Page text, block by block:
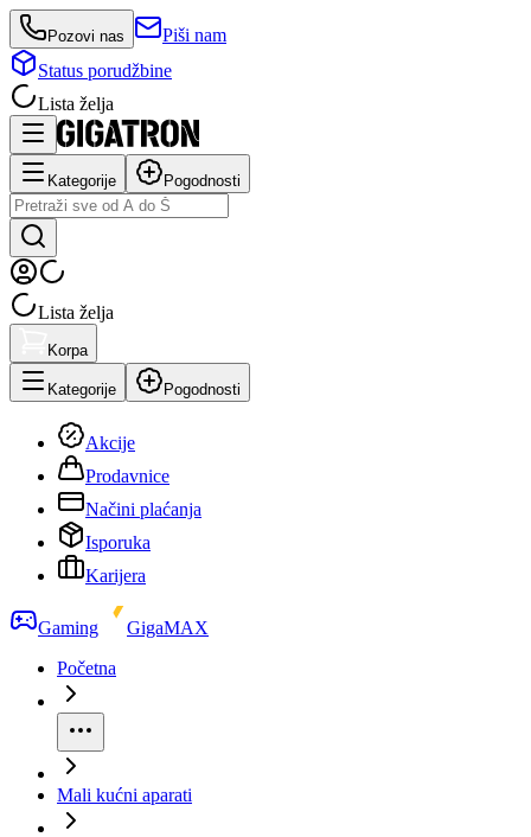
Pozovi nas
Piši nam
Status porudžbine
Lista želja
Kategorije Pogodnosti
Lista želja
Korpa
Kategorije Pogodnosti
Akcije
Prodavnice
Načini plaćanja
Isporuka
Karijera
Gaming
GigaMAX
Početna
Mali kućni aparati